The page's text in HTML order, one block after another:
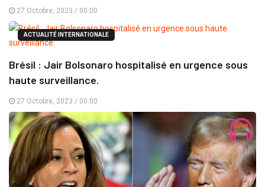
27 Octobre, 2023 / 00:00
ACTUALITÉ INTERNATIONALE
Brésil : Jair Bolsonaro hospitalisé en urgence sous
haute surveillance.
27 Octobre, 2023 / 00:00